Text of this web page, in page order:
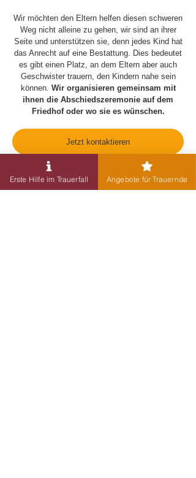
Wir möchten den Eltern helfen diesen schweren
Weg nicht alleine zu gehen, wir sind an ihrer
Seite und unterstützen sie, denn jedes Kind hat
das Anrecht auf eine Bestattung. Dies bedeutet
es gibt einen Platz, an dem Eltern aber auch
Geschwister trauern, den Kindern nahe sein
können. Wir organisieren gemeinsam mit
ihnen die Abschiedszeremonie auf dem
Friedhof oder wo sie es wünschen.
Jetzt kontaktieren
Erste Hilfe im Trauerfall Angebote für Trauernde